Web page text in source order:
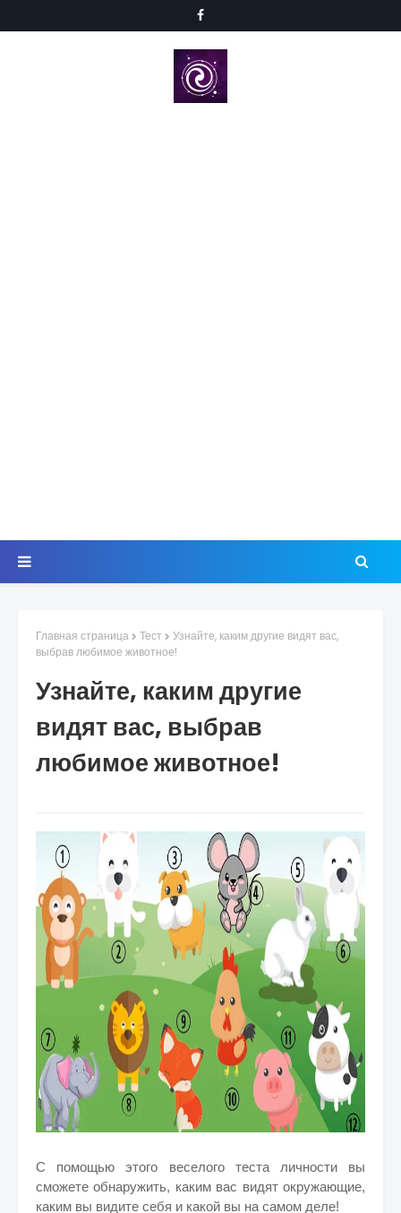
Главная страница Тест
Узнайте, каким другие видят вас,
выбрав любимое животное!
Узнайте, каким другие
видят вас, выбрав
любимое животное!
С помощью этого веселого теста личности вы
сможете обнаружить, каким вас видят окружающие,
каким вы видите себя и какой вы на самом деле!